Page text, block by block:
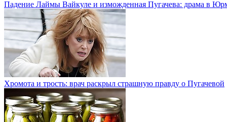
Падение Лаймы Вайкуле и изможденная Пугачева: драма в
Хромота и трость: врач раскрыл страшную правду о Пугачевой